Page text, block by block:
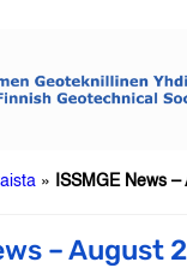
» ISSMGE News
– August